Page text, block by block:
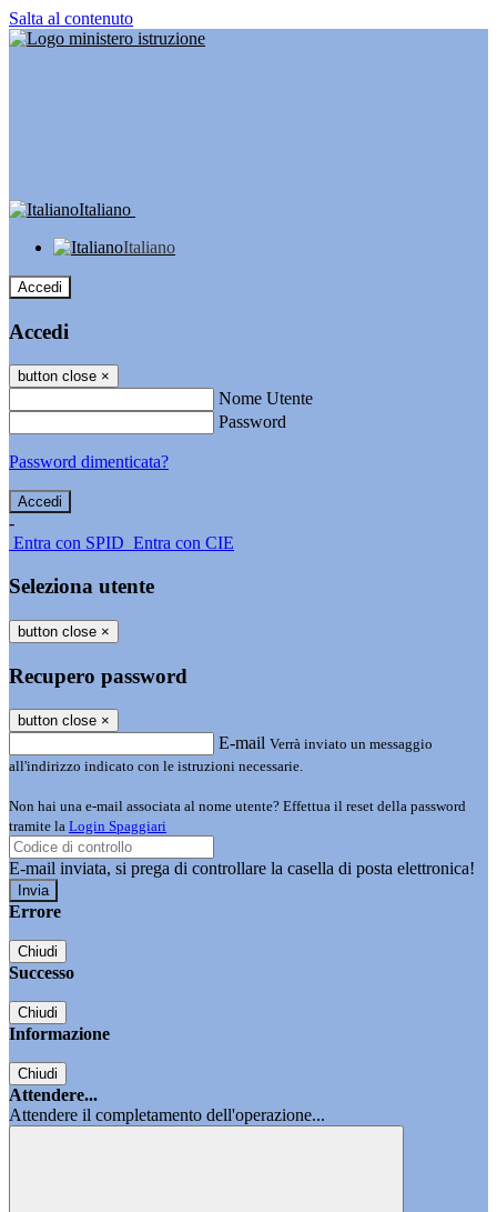
Salta al contenuto
Italiano
Italiano
Accedi
Accedi
button close ×
Nome Utente
Password
Password dimenticata?
-
Entra con SPID Entra con CIE
Seleziona utente
button close ×
Recupero password
button close ×
E-mail Verrà inviato un messaggio
all'indirizzo indicato con le istruzioni necessarie.
Non hai una e-mail associata al nome utente? Effettua il reset della password
tramite la Login Spaggiari
E-mail inviata, si prega di controllare la casella di posta elettronica!
Errore
Chiudi
Successo
Chiudi
Informazione
Chiudi
Attendere...
Attendere il completamento dell'operazione...